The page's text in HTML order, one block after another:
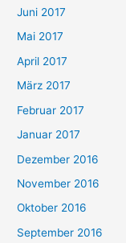
Juni 2017
Mai 2017
April 2017
März 2017
Februar 2017
Januar 2017
Dezember 2016
November 2016
Oktober 2016
September 2016